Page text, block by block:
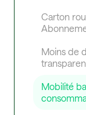
Carton
Moins de
Mobilité